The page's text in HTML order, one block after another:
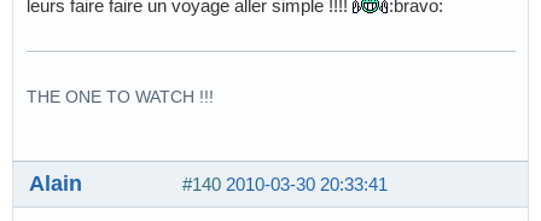
leurs faire faire un voyage aller simple !!!!
:bravo:
THE ONE TO WATCH !!!
#140 2010-03-30 20:33:41
Alain